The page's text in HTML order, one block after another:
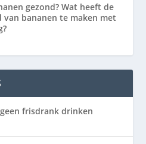
gezond? Wat heeft de
van bananen te maken met
frisdrank drinken